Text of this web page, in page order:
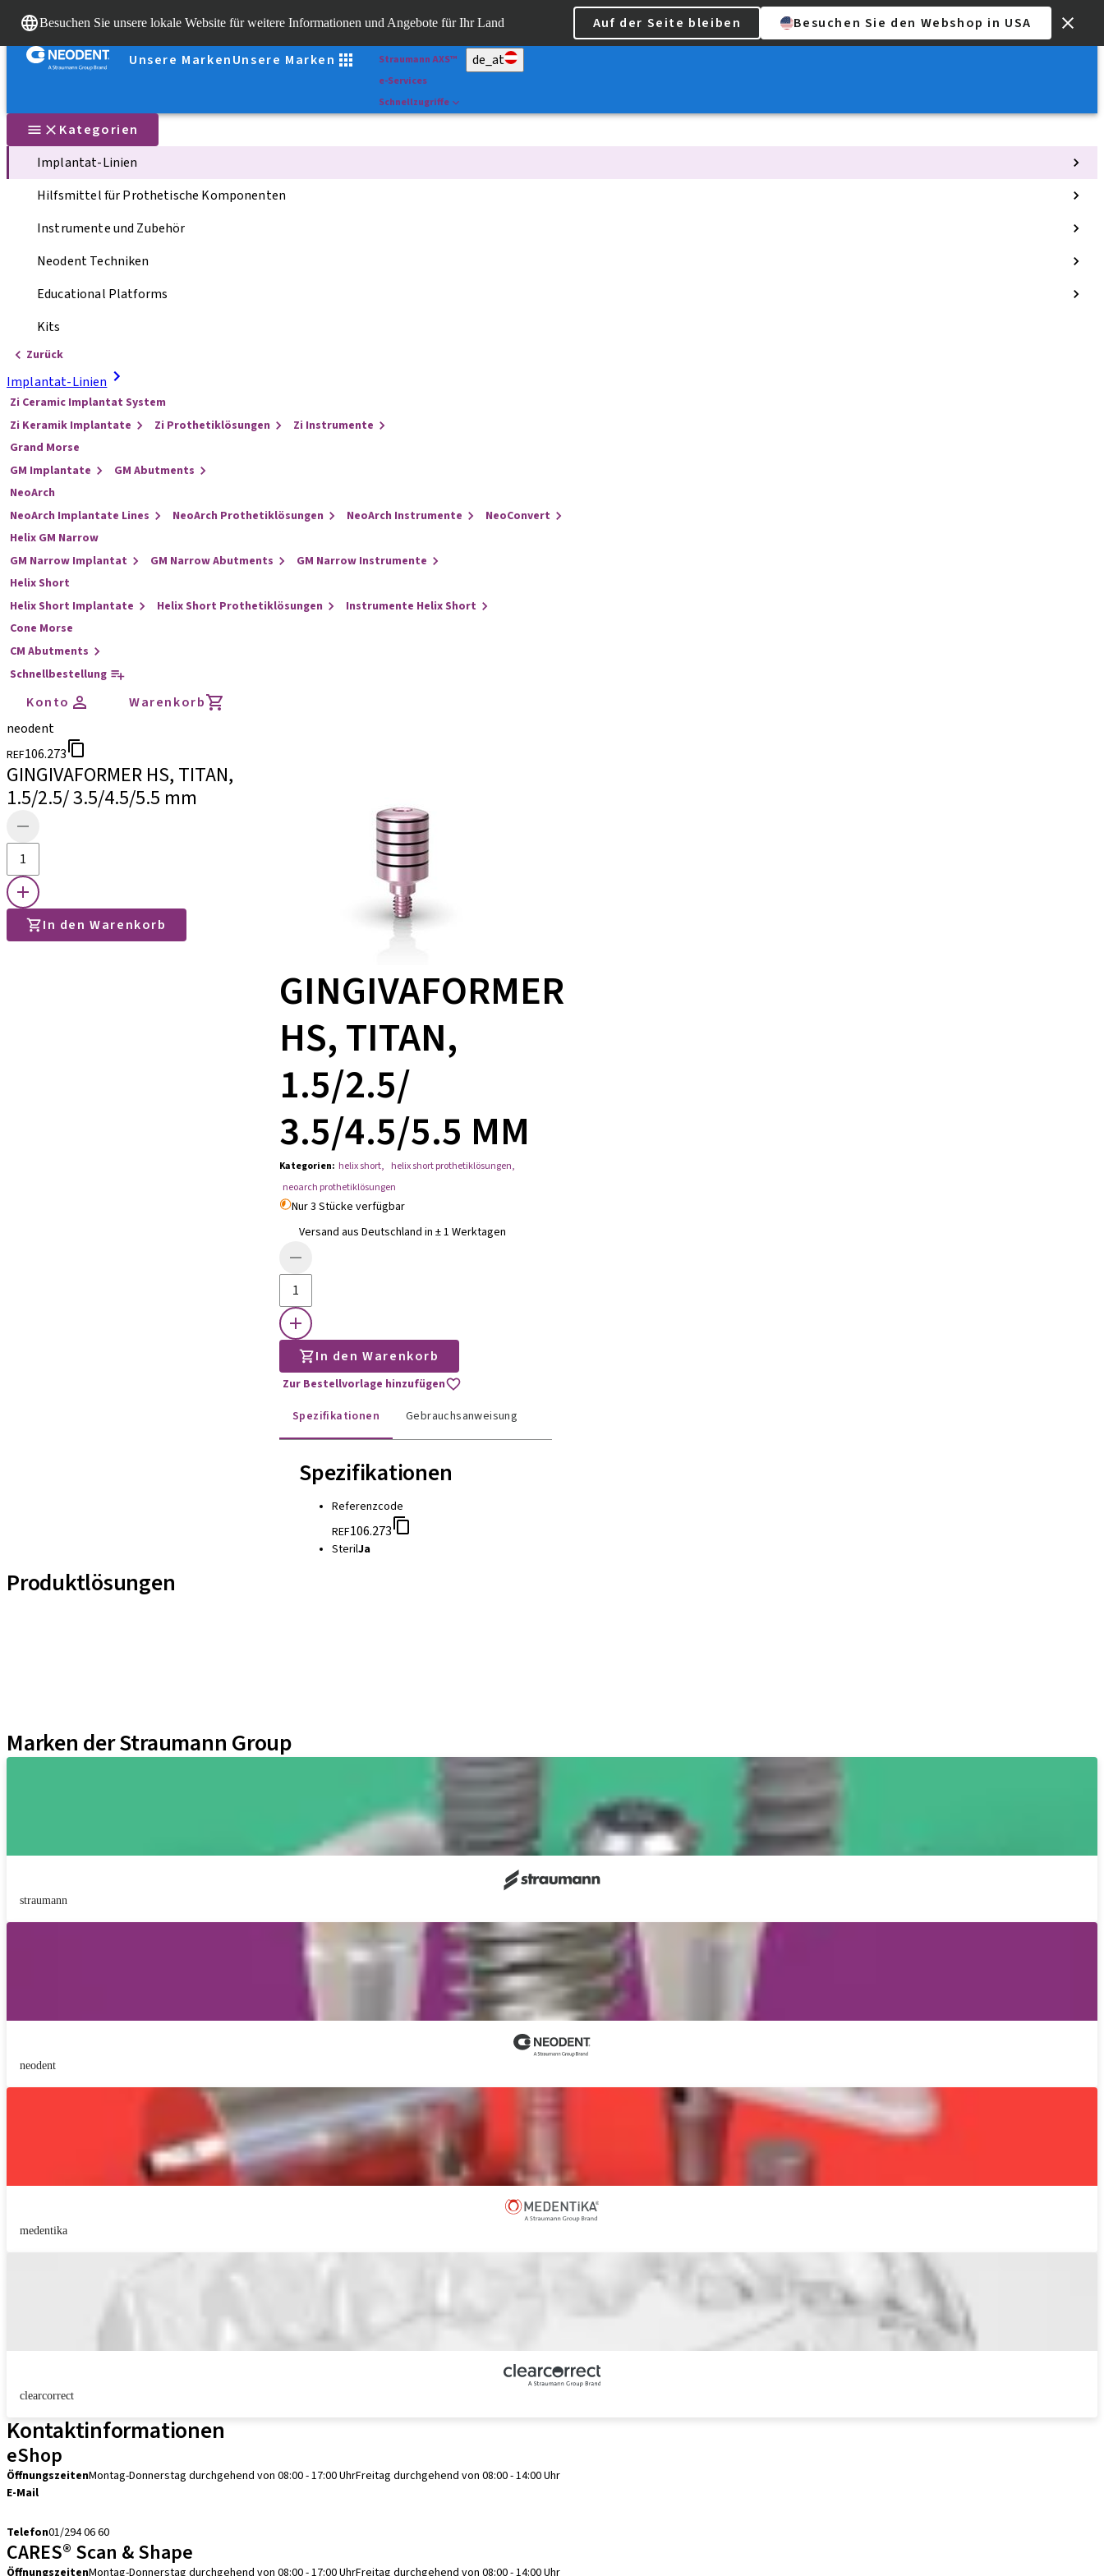
Besuchen Sie unsere lokale Website für weitere Informationen und Angebote für Ihr Land Auf der Seite bleiben Besuchen Sie den Webshop in USA
Unsere MarkenUnsere Marken
Scan&Shape
Straumann AXS™
e-Services
Schnellzugriffe
de_at
Kategorien
Implantat-Linien
Hilfsmittel für Prothetische Komponenten
Instrumente und Zubehör
Neodent Techniken
Educational Platforms
Kits
Zurück
Implantat-Linien
Zi Ceramic Implantat System
Zi Keramik Implantate
Zi Prothetiklösungen
Zi Instrumente
Grand Morse
GM Implantate
GM Abutments
NeoArch
NeoArch Implantate Lines
NeoArch Prothetiklösungen NeoArch Instrumente
NeoConvert
Helix GM Narrow
GM Narrow Implantat
GM Narrow Abutments
GM Narrow Instrumente
Helix Short
Helix Short Implantate
Helix Short Prothetiklösungen
Instrumente Helix Short
Cone Morse
CM Abutments
Schnellbestellung
Konto
Warenkorb
neodent
REF106.273
GINGIVAFORMER HS, TITAN,
1.5/2.5/ 3.5/4.5/5.5 mm
In den Warenkorb
GINGIVAFORMER
HS, TITAN,
1.5/2.5/
3.5/4.5/5.5 MM
Kategorien: helix short, helix short prothetiklösungen,
neoarch prothetiklösungen
Nur 3 Stücke verfügbar
Versand aus Deutschland in ± 1 Werktagen
In den Warenkorb
Zur Bestellvorlage hinzufügen
Spezifikationen
Gebrauchsanweisung
Spezifikationen
Referenzcode
REF106.273
SterilJa
Produktlösungen
Marken der Straumann Group
straumann
neodent
medentika
clearcorrect
Kontaktinformationen
eShop
ÖffnungszeitenMontag-Donnerstag durchgehend von 08:00 - 17:00 UhrFreitag durchgehend von 08:00 - 14:00 Uhr
E-Mail
Telefon01/294 06 60
CARES® Scan & Shape
ÖffnungszeitenMontag-Donnerstag durchgehend von 08:00 - 17:00 UhrFreitag durchgehend von 08:00 - 14:00 Uhr